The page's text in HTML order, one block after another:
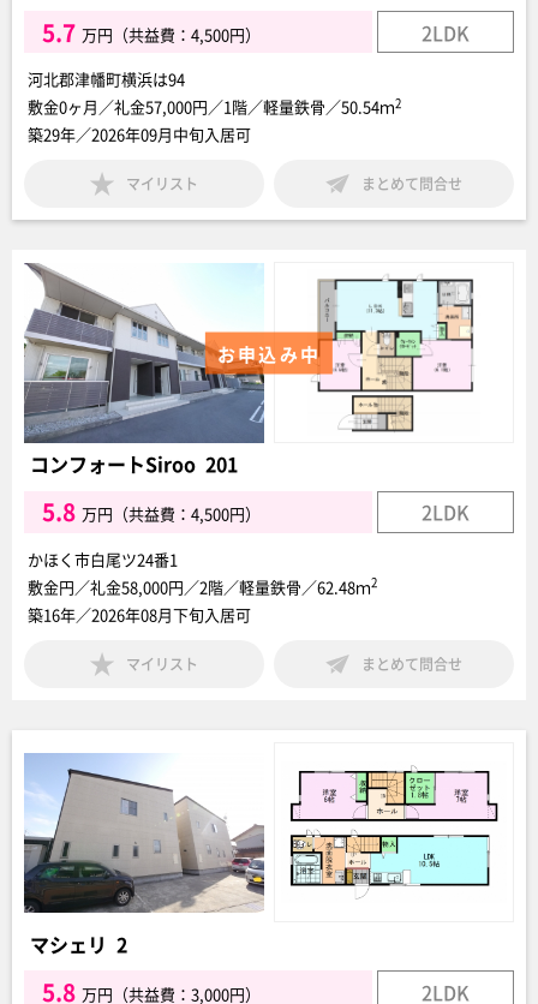
5.7 万円（共益費：4,500円） 2LDK
河北郡津幡町横浜は94
敷金0ヶ月／礼金57,000円／1階／軽量鉄骨／50.54ｍ2
築29年／2026年09月中旬入居可
マイリスト まとめて問合せ
お申込み中
コンフォートSiroo 201
5.8 万円（共益費：4,500円） 2LDK
かほく市白尾ツ24番1
敷金円／礼金58,000円／2階／軽量鉄骨／62.48ｍ2
築16年／2026年08月下旬入居可
マイリスト まとめて問合せ
マシェリ 2
5.8 万円（共益費：3,000円） 2LDK